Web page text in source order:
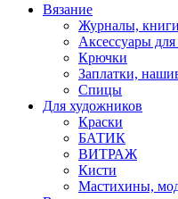
Вязание
Журналы, книги
Аксессуары для
Крючки
Заплатки,
Спицы
Для художников
Краски
БАТИК
ВИТРАЖ
Кисти
Мастихины,